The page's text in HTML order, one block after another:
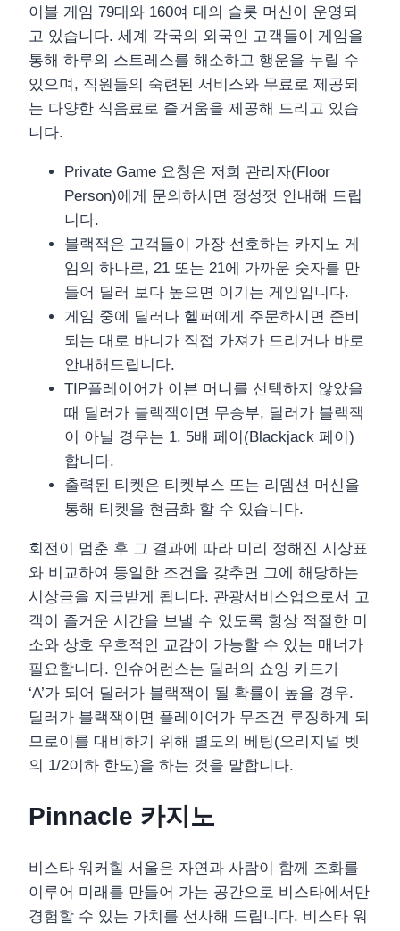
이블 게임 79대와 160여 대의 슬롯 머신이 운영되
고 있습니다. 세계 각국의 외국인 고객들이 게임을
통해 하루의 스트레스를 해소하고 행운을 누릴 수
있으며, 직원들의 숙련된 서비스와 무료로 제공되
는 다양한 식음료로 즐거움을 제공해 드리고 있습
니다.
Private Game 요청은 저희 관리자(Floor
Person)에게 문의하시면 정성껏 안내해 드립
니다.
블랙잭은 고객들이 가장 선호하는 카지노 게
임의 하나로, 21 또는 21에 가까운 숫자를 만
들어 딜러 보다 높으면 이기는 게임입니다.
게임 중에 딜러나 헬퍼에게 주문하시면 준비
되는 대로 바니가 직접 가져가 드리거나 바로
안내해드립니다.
TIP플레이어가 이븐 머니를 선택하지 않았을
때 딜러가 블랙잭이면 무승부, 딜러가 블랙잭
이 아닐 경우는 1. 5배 페이(Blackjack 페이)
합니다.
출력된 티켓은 티켓부스 또는 리뎀션 머신을
통해 티켓을 현금화 할 수 있습니다.
회전이 멈춘 후 그 결과에 따라 미리 정해진 시상표
와 비교하여 동일한 조건을 갖추면 그에 해당하는
시상금을 지급받게 됩니다. 관광서비스업으로서 고
객이 즐거운 시간을 보낼 수 있도록 항상 적절한 미
소와 상호 우호적인 교감이 가능할 수 있는 매너가
필요합니다. 인슈어런스는 딜러의 쇼잉 카드가
‘A’가 되어 딜러가 블랙잭이 될 확률이 높을 경우.
딜러가 블랙잭이면 플레이어가 무조건 루징하게 되
므로이를 대비하기 위해 별도의 베팅(오리지널 벳
의 1/2이하 한도)을 하는 것을 말합니다.
Pinnacle 카지노
비스타 워커힐 서울은 자연과 사람이 함께 조화를
이루어 미래를 만들어 가는 공간으로 비스타에서만
경험할 수 있는 가치를 선사해 드립니다. 비스타 워